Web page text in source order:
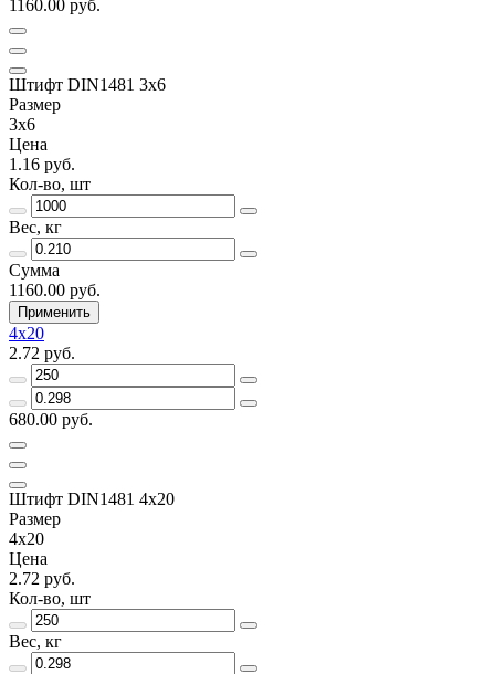
1160.00 руб.
Штифт DIN1481 3х6
Размер
3х6
Цена
1.16 руб.
Кол-во, шт
Вес, кг
Сумма
1160.00 руб.
Применить
4х20
2.72 руб.
680.00 руб.
Штифт DIN1481 4х20
Размер
4х20
Цена
2.72 руб.
Кол-во, шт
Вес, кг